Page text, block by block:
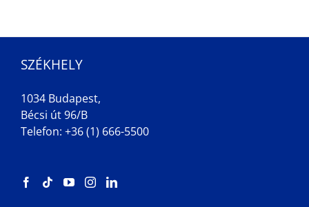
SZÉKHELY
1034 Budapest,
Bécsi út 96/B
Telefon: +36 (1) 666-5500